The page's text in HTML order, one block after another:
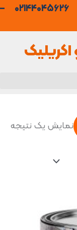
تماس با نانو اکریلیک: 02144045626 –
نمایش یک نتیجه